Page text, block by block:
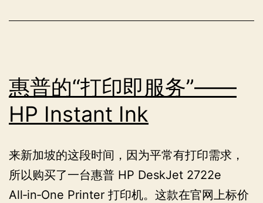
书
的
坑
惠普的“打印即服务”——
HP Instant Ink
来新加坡的这段时间，因为平常有打印需求，
所以购买了一台惠普 HP DeskJet 2722e
All‑in‑One Printer 打印机。这款在官网上标价